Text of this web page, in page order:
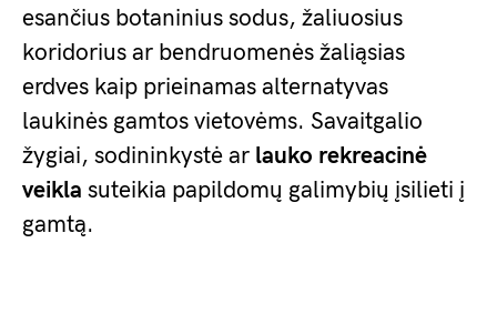
esančius botaninius sodus, žaliuosius
koridorius ar bendruomenės žaliąsias
erdves kaip prieinamas alternatyvas
laukinės gamtos vietovėms. Savaitgalio
žygiai, sodininkystė ar lauko rekreacinė
veikla suteikia papildomų galimybių įsilieti į
gamtą.